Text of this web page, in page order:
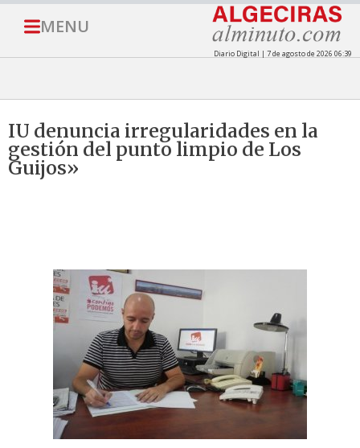
MENU
Diario Digital | 7 de agosto de 2026 06:39
IU denuncia irregularidades en la
gestión del punto limpio de Los
Guijos»